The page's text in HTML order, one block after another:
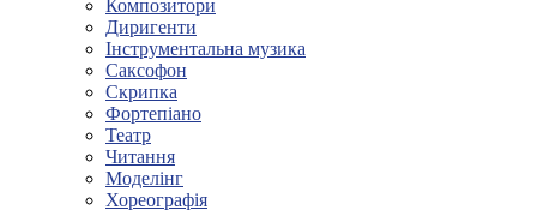
Композитори
Диригенти
Інструментальна музика
Саксофон
Скрипка
Фортепіано
Театр
Читання
Моделінг
Хореографія